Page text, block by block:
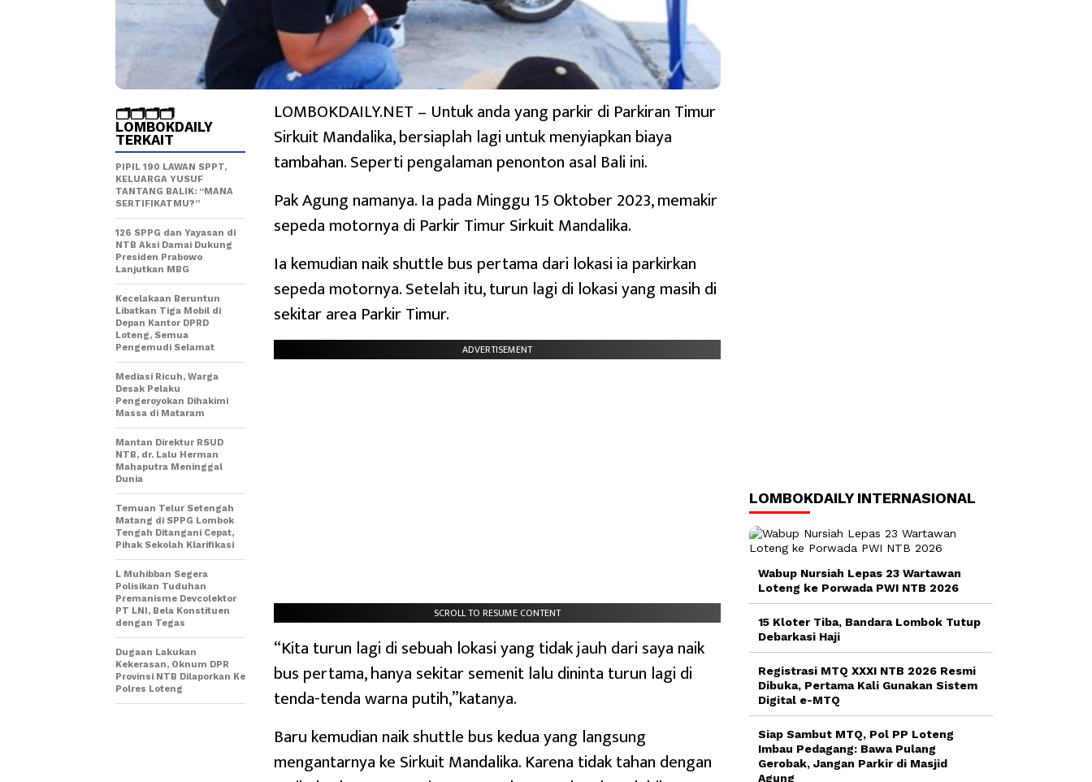
LOMBOKDAILY.NET – Untuk anda yang parkir di Parkiran Timur
Sirkuit Mandalika, bersiaplah lagi untuk menyiapkan biaya
tambahan. Seperti pengalaman penonton asal Bali ini.
Pak Agung namanya. Ia pada Minggu 15 Oktober 2023, memakir
sepeda motornya di Parkir Timur Sirkuit Mandalika.
Ia kemudian naik shuttle bus pertama dari lokasi ia parkirkan
sepeda motornya. Setelah itu, turun lagi di lokasi yang masih di
sekitar area Parkir Timur.
ADVERTISEMENT
SCROLL TO RESUME CONTENT
“Kita turun lagi di sebuah lokasi yang tidak jauh dari saya naik
bus pertama, hanya sekitar semenit lalu dininta turun lagi di
tenda-tenda warna putih,”katanya.
Baru kemudian naik shuttle bus kedua yang langsung
mengantarnya ke Sirkuit Mandalika. Karena tidak tahan dengan
🗂️🗂️🗂️🗂️
LOMBOKDAILY
TERKAIT
PIPIL 190 LAWAN SPPT,
KELUARGA YUSUF
TANTANG BALIK: “MANA
SERTIFIKATMU?”
126 SPPG dan Yayasan di
NTB Aksi Damai Dukung
Presiden Prabowo
Lanjutkan MBG
Kecelakaan Beruntun
Libatkan Tiga Mobil di
Depan Kantor DPRD
Loteng, Semua
Pengemudi Selamat
Mediasi Ricuh, Warga
Desak Pelaku
Pengeroyokan Dihakimi
Massa di Mataram
Mantan Direktur RSUD
NTB, dr. Lalu Herman
Mahaputra Meninggal
Dunia
Temuan Telur Setengah
Matang di SPPG Lombok
Tengah Ditangani Cepat,
Pihak Sekolah Klarifikasi
L Muhibban Segera
Polisikan Tuduhan
Premanisme Devcolektor
PT LNI, Bela Konstituen
dengan Tegas
Dugaan Lakukan
Kekerasan, Oknum DPR
Provinsi NTB Dilaporkan Ke
Polres Loteng
LOMBOKDAILY INTERNASIONAL
Wabup Nursiah Lepas 23 Wartawan
Loteng ke Porwada PWI NTB 2026
15 Kloter Tiba, Bandara Lombok Tutup
Debarkasi Haji
Registrasi MTQ XXXI NTB 2026 Resmi
Dibuka, Pertama Kali Gunakan Sistem
Digital e-MTQ
Siap Sambut MTQ, Pol PP Loteng
Imbau Pedagang: Bawa Pulang
Gerobak, Jangan Parkir di Masjid
Agung